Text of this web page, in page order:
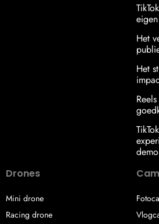
Het
Het
Drones
Mini drone
Racing drone